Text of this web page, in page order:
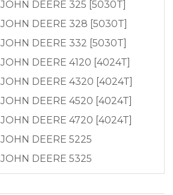
JOHN DEERE 325 [5030T]
JOHN DEERE 328 [5030T]
JOHN DEERE 332 [5030T]
JOHN DEERE 4120 [4024T]
JOHN DEERE 4320 [4024T]
JOHN DEERE 4520 [4024T]
JOHN DEERE 4720 [4024T]
JOHN DEERE 5225
JOHN DEERE 5325